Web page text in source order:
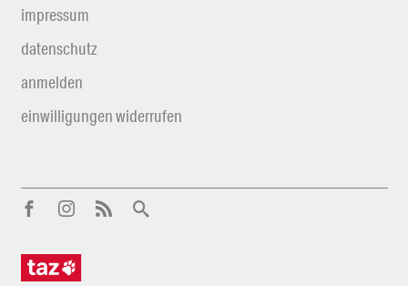
impressum
datenschutz
anmelden
einwilligungen widerrufen